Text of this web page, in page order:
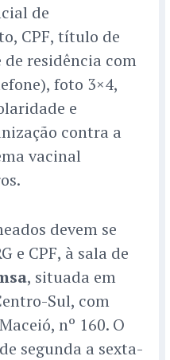
de
CPF, título de
residência com
foto 3×4,
e
contra a
vacinal
devem se
e CPF, à sala de
, situada em
Sul, com
nº 160. O
segunda a sexta-